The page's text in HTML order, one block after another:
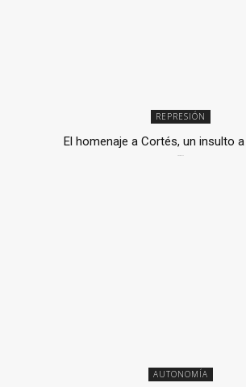
REPRESIÓN
El homenaje a Cortés, un insulto
AUTONOMÍA